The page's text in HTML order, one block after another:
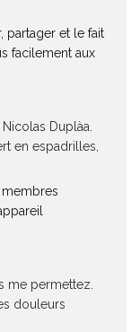
partager et le fait
facilement aux
Duplàa.
en espadrilles,
membres
me permettez.
douleurs